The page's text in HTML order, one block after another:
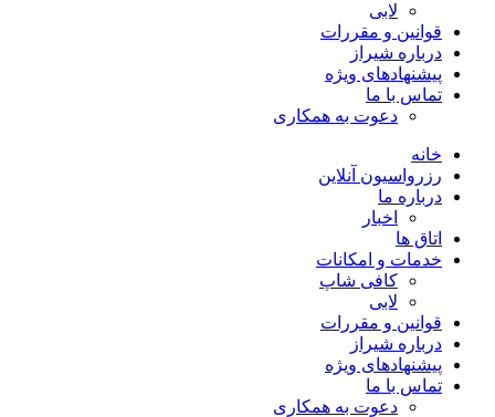
لابی
قوانین و مقررات
درباره شیراز
پیشنهادهای ویژه
تماس با ما
دعوت به همکاری
خانه
رزرواسیون آنلاین
درباره ما
اخبار
اتاق ها
خدمات و امکانات
کافی شاپ
لابی
قوانین و مقررات
درباره شیراز
پیشنهادهای ویژه
تماس با ما
دعوت به همکاری